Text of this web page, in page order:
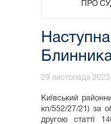
ПРО
29 листопада
Київський
кп/552/27/21) за
другою статті